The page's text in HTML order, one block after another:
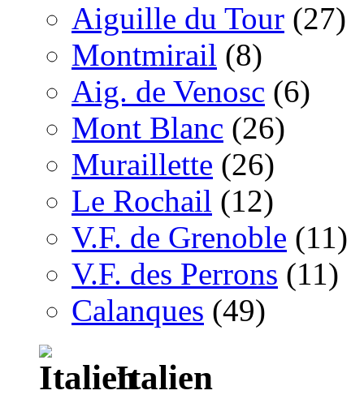
Aiguille du Tour (27)
Montmirail (8)
Aig. de Venosc (6)
Mont Blanc (26)
Muraillette (26)
Le Rochail (12)
V.F. de Grenoble (11)
V.F. des Perrons (11)
Calanques (49)
Italien